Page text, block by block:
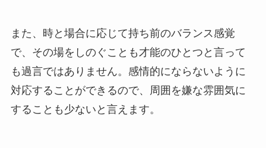
また、時と場合に応じて持ち前のバランス感覚
で、その場をしのぐことも才能のひとつと言って
も過言ではありません。感情的にならないように
対応することができるので、周囲を嫌な雰囲気に
することも少ないと言えます。